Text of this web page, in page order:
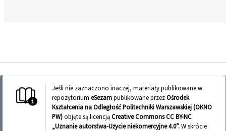
Jeśli nie zaznaczono inaczej, materiały publikowane w
repozytorium eSezampublikowane przezOśrodek
Kształcenia na Odległość Politechniki Warszawskiej (OKNO
PW)objęte są licencjąCreative Commons CC BY-NC
„Uznanie autorstwa-Użycie niekomercyjne 4.0”.W skrócie